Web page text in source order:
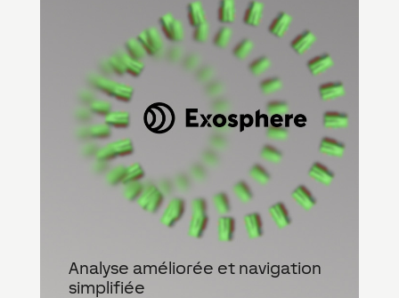
Analyse améliorée et navigation
simplifiée